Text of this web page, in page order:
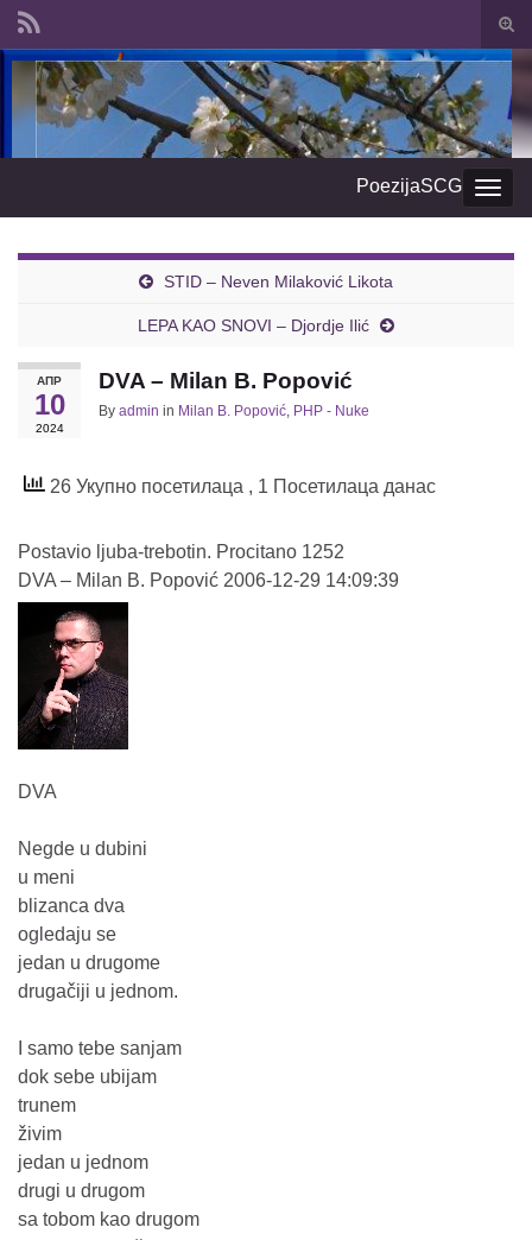
Search for:
PoezijaSCG
STID – Neven Milaković Likota
LEPA KAO SNOVI – Djordje Ilić
АПР
10
2024
DVA – Milan B. Popović
By admin in Milan B. Popović, PHP - Nuke
26 Укупно посетилаца , 1 Посетилаца данас
Postavio ljuba-trebotin. Procitano 1252
DVA – Milan B. Popović 2006-12-29 14:09:39
DVA
Negde u dubini
u meni
blizanca dva
ogledaju se
jedan u drugome
drugačiji u jednom.
I samo tebe sanjam
dok sebe ubijam
trunem
živim
jedan u jednom
drugi u drugom
sa tobom kao drugom